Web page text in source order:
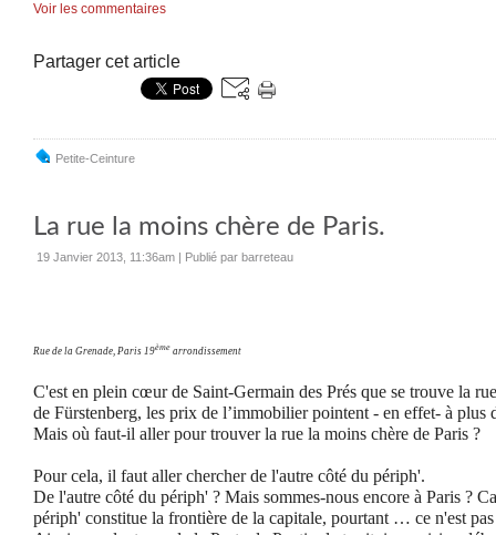
Voir les commentaires
Partager cet article
Petite-Ceinture
La rue la moins chère de Paris.
19 Janvier 2013, 11:36am | Publié par barreteau
Rue de la Grenade, Paris 19ème arrondissement
C'est en plein cœur de Saint-Germain des Prés que se trouve la
de Fürstenberg, les prix de l’immobilier pointent - en effet- à plus
Mais où faut-il aller pour trouver la rue la moins chère de Paris ?
Pour cela, il faut aller chercher de l'autre côté du périph'.
De l'autre côté du périph' ? Mais sommes-nous encore à Paris ?
périph' constitue la frontière de la capitale, pourtant … ce n'est